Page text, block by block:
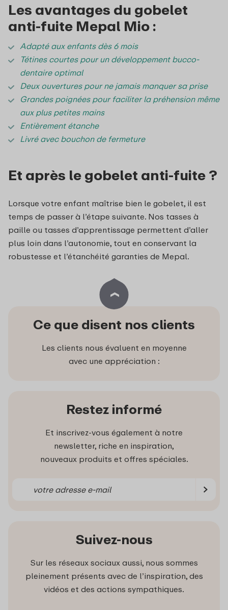
Les avantages du gobelet
anti-fuite Mepal Mio :
Adapté aux enfants dès 6 mois
Tétines courtes pour un développement bucco-
dentaire optimal
Deux ouvertures pour ne jamais manquer sa prise
Grandes poignées pour faciliter la préhension même
aux plus petites mains
Entièrement étanche
Livré avec bouchon de fermeture
Et après le gobelet anti-fuite ?
Lorsque votre enfant maîtrise bien le gobelet, il est
temps de passer à l’étape suivante. Nos tasses à
paille ou tasses d’apprentissage permettent d’aller
plus loin dans l’autonomie, tout en conservant la
robustesse et l’étanchéité garanties de Mepal.
Ce que disent nos clients
Les clients nous évaluent en moyenne
avec une appréciation :
Restez informé
Et inscrivez-vous également à notre
newsletter, riche en inspiration,
nouveaux produits et offres spéciales.
Suivez-nous
Sur les réseaux sociaux aussi, nous sommes
pleinement présents avec de l’inspiration, des
vidéos et des actions sympathiques.